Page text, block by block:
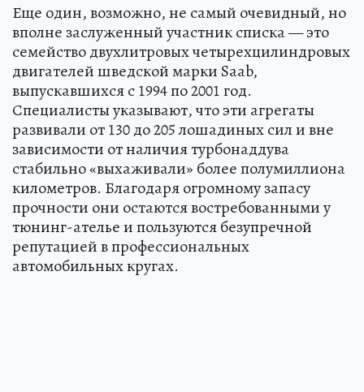
Еще один, возможно, не самый очевидный, но
вполне заслуженный участник списка — это
семейство двухлитровых четырехцилиндровых
двигателей шведской марки Saab,
выпускавшихся с 1994 по 2001 год.
Специалисты указывают, что эти агрегаты
развивали от 130 до 205 лошадиных сил и вне
зависимости от наличия турбонаддува
стабильно «выхаживали» более полумиллиона
километров. Благодаря огромному запасу
прочности они остаются востребованными у
тюнинг-ателье и пользуются безупречной
репутацией в профессиональных
автомобильных кругах.